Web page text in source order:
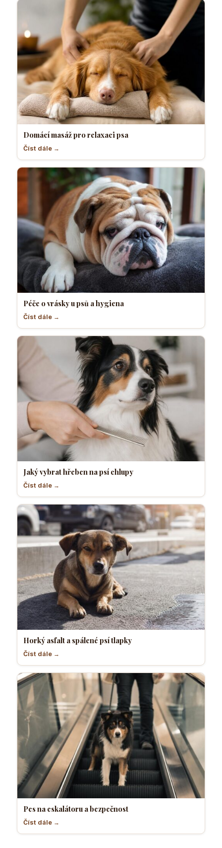
Domácí masáž pro relaxaci psa
Číst dále →
Péče o vrásky u psů a hygiena
Číst dále →
Jaký vybrat hřeben na psí chlupy
Číst dále →
Horký asfalt a spálené psí tlapky
Číst dále →
Pes na eskalátoru a bezpečnost
Číst dále →